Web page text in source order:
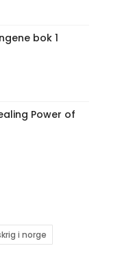
bok 1
Power of
i norge